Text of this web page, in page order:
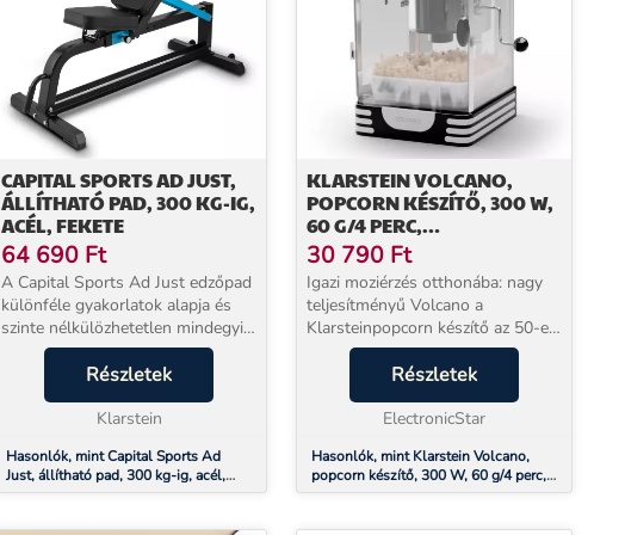
CAPITAL SPORTS AD JUST,
ÁLLÍTHATÓ PAD, 300 KG-IG,
ACÉL, FEKETE
64 690 Ft
A Capital Sports Ad Just edzőpad
különféle gyakorlatok alapja és
szinte nélkülözhetetlen mindegyik
otthoni edzőteremben. Ha egy
olyan padra van szüksége,
amelyet erős&iacute;tőtoronnyal
akar kombin&aa...
Részletek
Klarstein
Hasonlók, mint Capital Sports Ad
Just, állítható pad, 300 kg-ig, acél,
fekete
KLARSTEIN VOLCANO,
POPCORN KÉSZÍTŐ, 300 W,
60 G/4 PERC,
ROZSDAMENTES ACÉL
EDÉNY, RETRO KIALAKÍTÁS
30 790 Ft
Igazi moziérzés otthonába: nagy
teljesítményű Volcano a
Klarsteinpopcorn készítő az 50-es
évek stílusos rock'n'roll
megjelenésével tökéletessé teszi
az otthoni filmesteket! A 300 W-
os teljesítményne...
Részletek
ElectronicStar
Hasonlók, mint Klarstein Volcano,
popcorn készítő, 300 W, 60 g/4 perc,
rozsdamentes acél edény, retro